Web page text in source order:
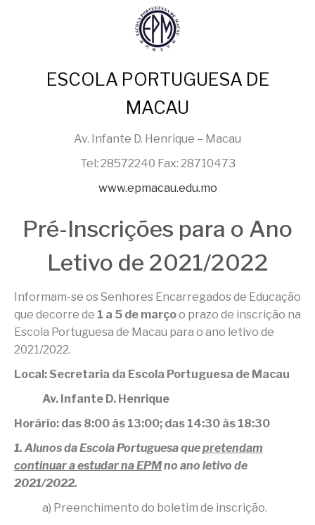
ESCOLA PORTUGUESA DE
MACAU
Av. Infante D. Henrique – Macau
Tel: 28572240 Fax: 28710473
www.epmacau.edu.mo
Pré-Inscrições para o Ano
Letivo de 2021/2022
Informam-se os Senhores Encarregados de Educação
que decorre de 1 a 5 de marçoo prazo de inscrição na
Escola Portuguesa de Macau para o ano letivo de
2021/2022.
Local: Secretaria da Escola Portuguesa de Macau
Av. Infante D. Henrique
Horário: das 8:00 às 13:00; das 14:30 às 18:30
1. Alunos da Escola Portuguesa quepretendam
continuar a estudar na EPMno ano letivo de
2021/2022.
a) Preenchimento do boletim de inscrição.